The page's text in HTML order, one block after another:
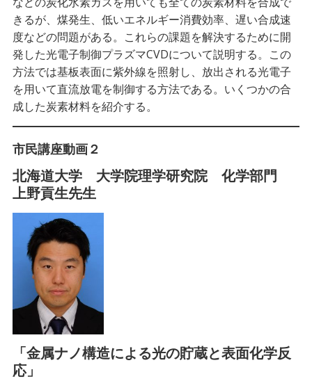
きるが、煤発生、低いエネルギー消費効率、遅い合成速
度などの問題がある。これらの課題を解決するために開
発した光電子制御プラズマCVDについて説明する。この
方法では基板表面に紫外線を照射し、放出される光電子
を用いて直流放電を制御する方法である。いくつかの合
成した炭素材料を紹介する。
市民講座動画２
北海道大学 大学院理学研究院 化学部門
上野貢生先生
「金属ナノ構造による光の貯蔵と表面化学反
応」